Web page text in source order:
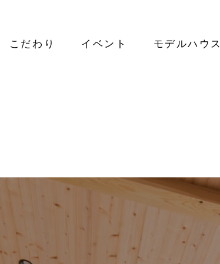
こだわり イベント モデルハウス